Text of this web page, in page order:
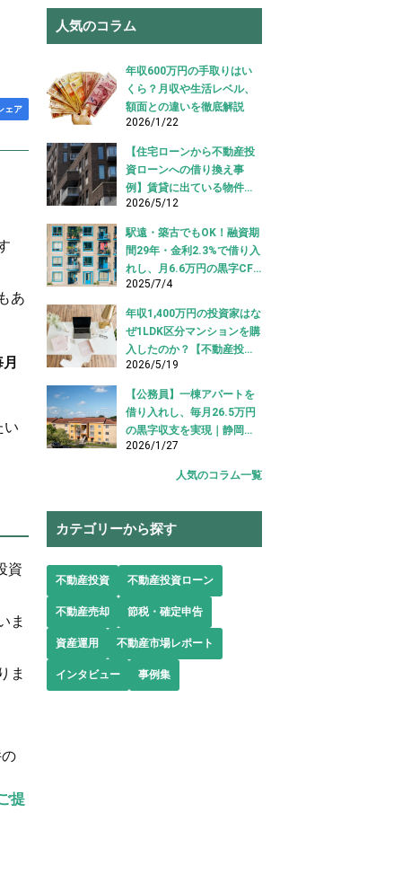
ェア
あ
い
資
ま
ま
提
人気のコラム
年収600万円の手取りはい
くら？月収や生活レベル、
額面との違いを徹底解説
2026/1/22
【住宅ローンから不動産投
資ローンへの借り換え事
例】賃貸に出ている物件を
適切な投資ローンへ切り替
え！
2026/5/12
駅遠・築古でもOK！融資期
間29年・金利2.3%で借り入
れし、月6.6万円の黒字CF
を実現【不動産投資ロー
ン】
2025/7/4
年収1,400万円の投資家はな
ぜ1LDK区分マンションを購
入したのか？【不動産投資
購入事例】
2026/5/19
【公務員】一棟アパートを
借り入れし、毎月26.5万円
の黒字収支を実現｜静岡県
【アパートローン 借り入れ
2026/1/27
人気のコラム一覧
カテゴリーから探す
不動産投資 不動産投資ローン
不動産売却 節税・確定申告
資産運用 不動産市場レポート
インタビュー 事例集